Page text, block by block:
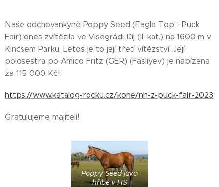
Naše odchovankyně Poppy Seed (Eagle Top - Puck
Fair) dnes zvítězila ve Visegrádi Díj (II. kat.) na 1600 m v
Kincsem Parku. Letos je to její třetí vítězství. Její
polosestra po Amico Fritz (GER) (Fasliyev) je nabízena
za 115 000 Kč!
https://www.katalog-rocku.cz/kone/nn-z-puck-fair-2023
Gratulujeme majiteli!
Poppy Seed jako
hříbě v HS